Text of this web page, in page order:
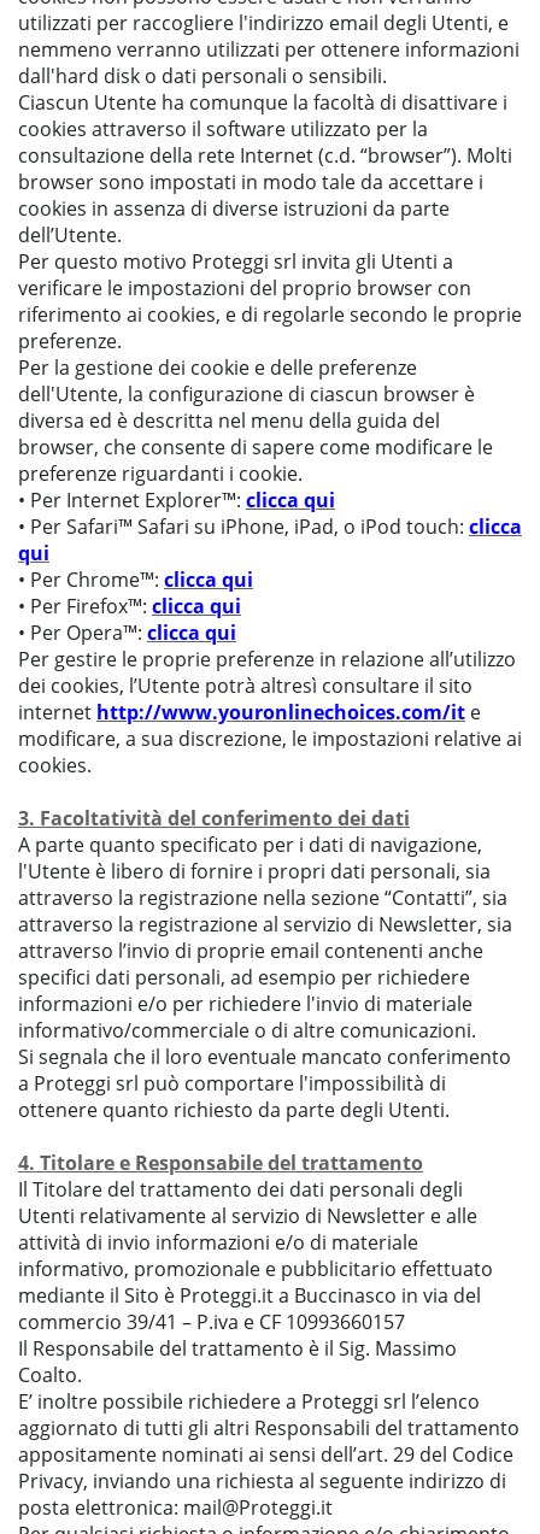
utilizzati per raccogliere l'indirizzo email degli Utenti, e
nemmeno verranno utilizzati per ottenere informazioni
dall'hard disk o dati personali o sensibili.
Ciascun Utente ha comunque la facoltà di disattivare i
cookies attraverso il software utilizzato per la
consultazione della rete Internet (c.d. “browser”). Molti
browser sono impostati in modo tale da accettare i
cookies in assenza di diverse istruzioni da parte
dell’Utente.
Per questo motivo Proteggi srl invita gli Utenti a
verificare le impostazioni del proprio browser con
riferimento ai cookies, e di regolarle secondo le proprie
preferenze.
Per la gestione dei cookie e delle preferenze
dell'Utente, la configurazione di ciascun browser è
diversa ed è descritta nel menu della guida del
browser, che consente di sapere come modificare le
preferenze riguardanti i cookie.
• Per Internet Explorer™: clicca qui
• Per Safari™ Safari su iPhone, iPad, o iPod touch: clicca
qui
• Per Chrome™: clicca qui
• Per Firefox™: clicca qui
• Per Opera™: clicca qui
Per gestire le proprie preferenze in relazione all’utilizzo
dei cookies, l’Utente potrà altresì consultare il sito
internet http://www.youronlinechoices.com/it e
modificare, a sua discrezione, le impostazioni relative ai
cookies.
3. Facoltatività del conferimento dei dati
A parte quanto specificato per i dati di navigazione,
l'Utente è libero di fornire i propri dati personali, sia
attraverso la registrazione nella sezione “Contatti”, sia
attraverso la registrazione al servizio di Newsletter, sia
attraverso l’invio di proprie email contenenti anche
specifici dati personali, ad esempio per richiedere
informazioni e/o per richiedere l'invio di materiale
informativo/commerciale o di altre comunicazioni.
Si segnala che il loro eventuale mancato conferimento
a Proteggi srl può comportare l'impossibilità di
ottenere quanto richiesto da parte degli Utenti.
4. Titolare e Responsabile del trattamento
Il Titolare del trattamento dei dati personali degli
Utenti relativamente al servizio di Newsletter e alle
attività di invio informazioni e/o di materiale
informativo, promozionale e pubblicitario effettuato
mediante il Sito è Proteggi.it a Buccinasco in via del
commercio 39/41 – P.iva e CF 10993660157
Il Responsabile del trattamento è il Sig. Massimo
Coalto.
E’ inoltre possibile richiedere a Proteggi srl l’elenco
aggiornato di tutti gli altri Responsabili del trattamento
appositamente nominati ai sensi dell’art. 29 del Codice
Privacy, inviando una richiesta al seguente indirizzo di
posta elettronica: mail@Proteggi.it